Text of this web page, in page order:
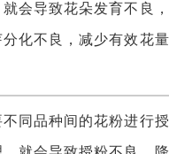
会导致花朵发育不良
化不良，减少有效花量
品种间的花粉进行授